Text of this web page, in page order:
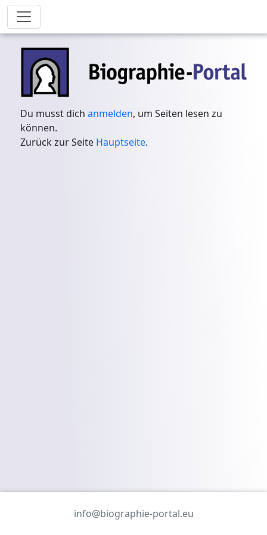
Du musst dichanmelden, um Seiten lesen zu
können.
Zurück zur Seite Hauptseite.
info@biographie-portal.eu